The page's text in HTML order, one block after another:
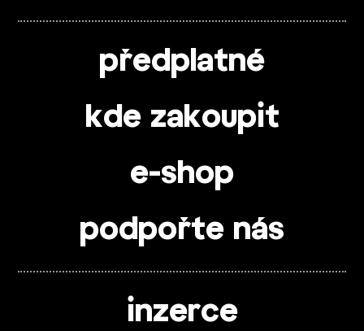
předplatné
kde zakoupit
e-shop
podpořte nás
inzerce